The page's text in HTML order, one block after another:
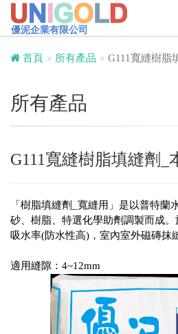
優泥企業有限公司
首頁 所有產品 G111寬縫樹脂
所有產品
G111寬縫樹脂填縫劑_
「樹脂填縫劑_寬縫用」是以普特蘭
砂、樹脂、特選化學助劑調製而成
吸水率(防水性高)，室內室外磁磚抹
適用縫隙：4~12mm